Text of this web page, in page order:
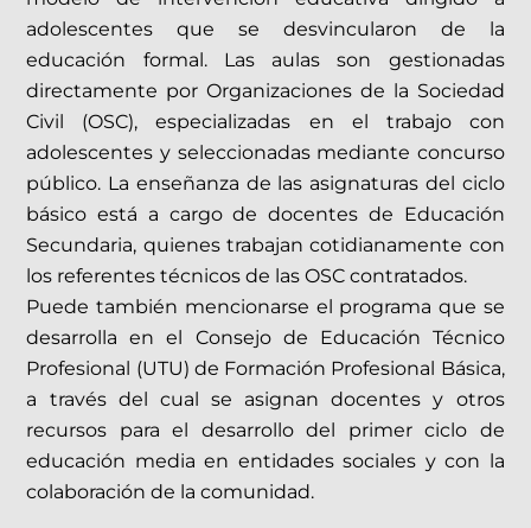
adolescentes que se desvincularon de la
educación formal. Las aulas son gestionadas
directamente por Organizaciones de la Sociedad
Civil (OSC), especializadas en el trabajo con
adolescentes y seleccionadas mediante concurso
público. La enseñanza de las asignaturas del ciclo
básico está a cargo de docentes de Educación
Secundaria, quienes trabajan cotidianamente con
los referentes técnicos de las OSC contratados.
Puede también mencionarse el programa que se
desarrolla en el Consejo de Educación Técnico
Profesional (UTU) de Formación Profesional Básica,
a través del cual se asignan docentes y otros
recursos para el desarrollo del primer ciclo de
educación media en entidades sociales y con la
colaboración de la comunidad.